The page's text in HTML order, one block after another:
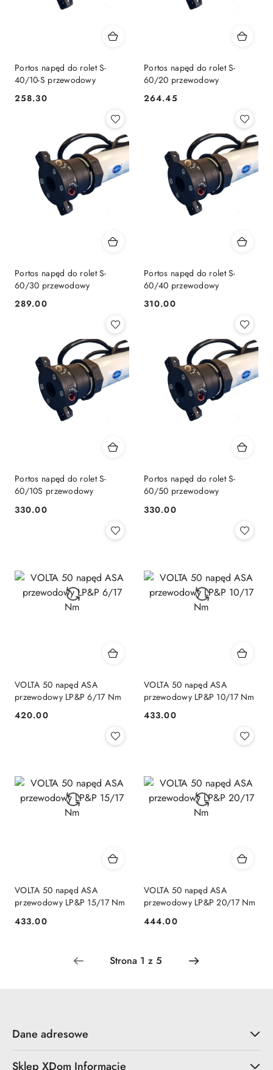
Portos napęd do rolet S-
40/10-S przewodowy
Cena:
258.30
Portos napęd do rolet S-
60/20 przewodowy
Cena:
264.45
Portos napęd do rolet S-
60/30 przewodowy
Cena:
289.00
Portos napęd do rolet S-
60/40 przewodowy
Cena:
310.00
Portos napęd do rolet S-
60/10S przewodowy
Cena:
330.00
Portos napęd do rolet S-
60/50 przewodowy
Cena:
330.00
VOLTA 50 napęd ASA
przewodowy LP&P 6/17 Nm
Cena:
420.00
VOLTA 50 napęd ASA
przewodowy LP&P 10/17 Nm
Cena:
433.00
VOLTA 50 napęd ASA
przewodowy LP&P 15/17 Nm
Cena:
433.00
VOLTA 50 napęd ASA
przewodowy LP&P 20/17 Nm
Cena:
444.00
Dane adresowe
Sklep XDom Informacje